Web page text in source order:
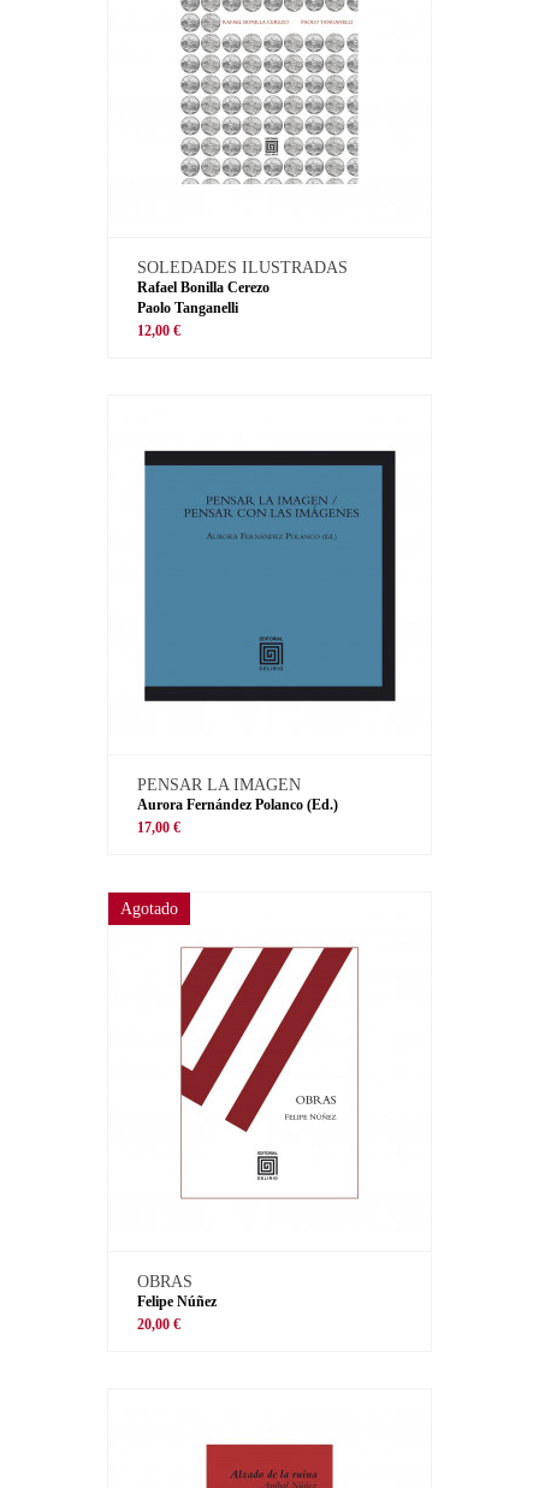
SOLEDADES ILUSTRADAS
Rafael Bonilla Cerezo
Paolo Tanganelli
12,00 €
PENSAR LA IMAGEN
Aurora Fernández Polanco (Ed.)
17,00 €
Agotado
OBRAS
Felipe Núñez
20,00 €